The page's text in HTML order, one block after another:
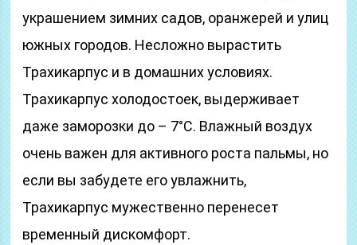
украшением зимних садов, оранжерей и улиц
южных городов. Несложно вырастить
Трахикарпус и в домашних условиях.
Трахикарпус холодостоек, выдерживает
даже заморозки до – 7°C. Влажный воздух
очень важен для активного роста пальмы, но
если вы забудете его увлажнить,
Трахикарпус мужественно перенесет
временный дискомфорт.